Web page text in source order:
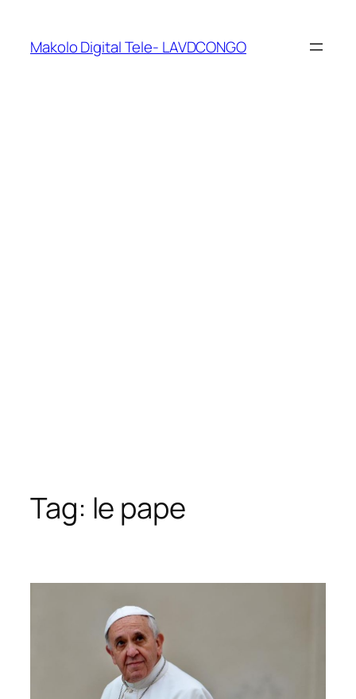
Makolo Digital Tele- LAVDCONGO
Tag: le pape